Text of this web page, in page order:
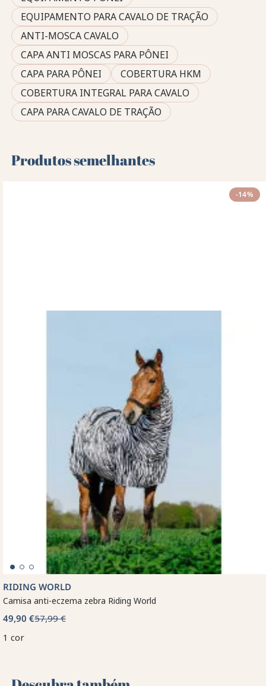
EQUIPAMENTO PARA CAVALO DE TRAÇÃO
ANTI-MOSCA CAVALO
CAPA ANTI MOSCAS PARA PÔNEI
CAPA PARA PÔNEI
COBERTURA HKM
COBERTURA INTEGRAL PARA CAVALO
CAPA PARA CAVALO DE TRAÇÃO
Produtos semelhantes
-14%
RIDING WORLD
Camisa anti-eczema zebra Riding World
49,90 €57,99 €
1 cor